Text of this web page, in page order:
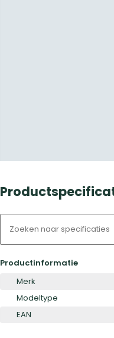
Productinformatie
Merk
Modeltype
EAN